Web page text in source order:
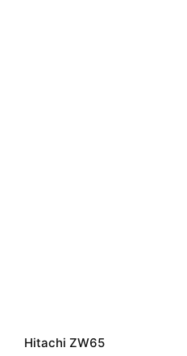
Hitachi ZW65